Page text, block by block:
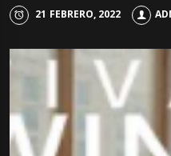
21 FEBRERO, 2022